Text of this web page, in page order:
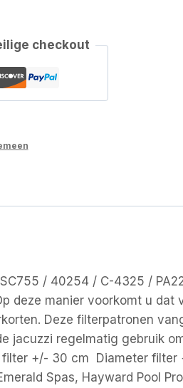
checkout
/ 40254 / C-4325 /
deze manier voorkomt u dat
Deze filterpatronen
jacuzzi regelmatig gebruik
+/- 30 cm Diameter filter
Spas, Hayward Pool